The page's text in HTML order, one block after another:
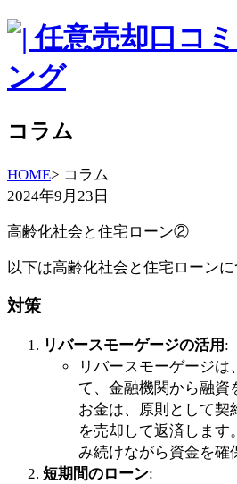
コラム
HOME> コラム
2024年9月23日
高齢化社会と住宅ローン②
以下は高齢化社会と住宅ローン
対策
リバースモーゲージの活用 :
リバースモーゲージ
て、金融機関から融資
お金は、原則として契
を売却して返済しま
み続けながら資金を確
短期間のローン: